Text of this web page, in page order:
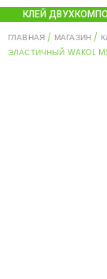
КЛЕЙ
ГЛАВНАЯ / МАГАЗИН /
ЭЛАСТИЧНЫЙ WAKOL